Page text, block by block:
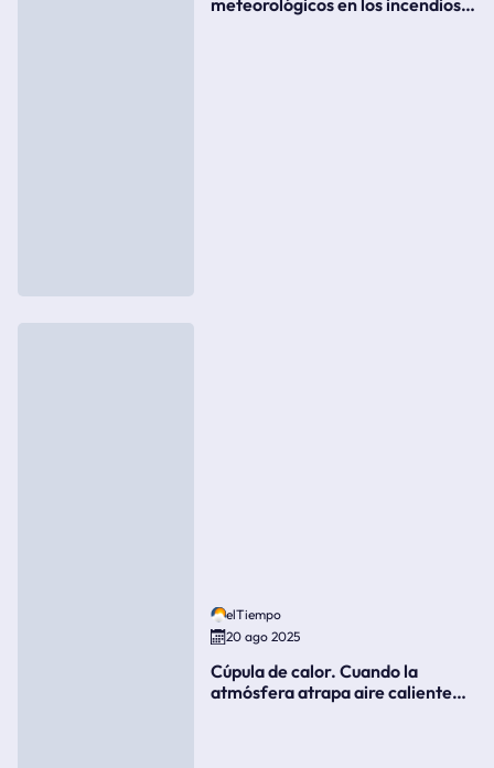
elTiempo
20 ago 2025
Cúpula de calor. Cuando la
atmósfera atrapa aire caliente